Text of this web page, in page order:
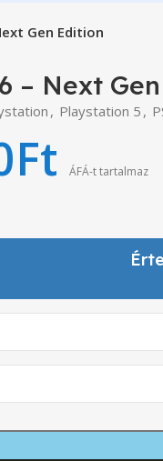
Gen Edition
– Next
, Playstation 5 ,
Ft ÁFÁ-t tartalmaz